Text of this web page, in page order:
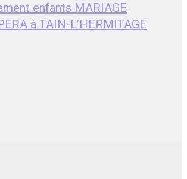
enfants MARIAGE
à TAIN-L’HERMITAGE